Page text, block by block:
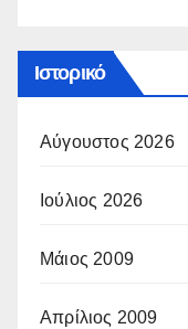
Ιστορικό
Αύγουστος 2026
Ιούλιος 2026
Μάιος 2009
Απρίλιος 2009